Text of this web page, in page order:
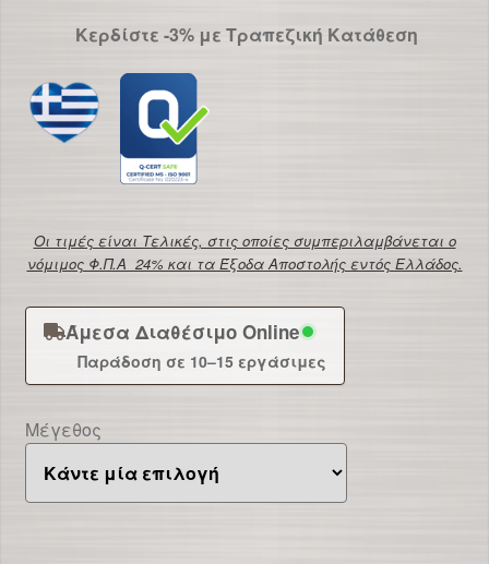
Κερδίστε -3% με Τραπεζική Κατάθεση
Οι τιμές είναι Τελικές, στις οποίες συμπεριλαμβάνεται ο
νόμιμος Φ.Π.Α 24% και τα Έξοδα Αποστολής εντός Ελλάδος.
Άμεσα Διαθέσιμο Online
Παράδοση σε 10–15 εργάσιμες
Μέγεθος